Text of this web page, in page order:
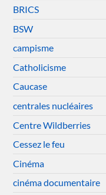
BRICS
BSW
campisme
Catholicisme
Caucase
centrales nucléaires
Centre Wildberries
Cessez le feu
Cinéma
cinéma documentaire